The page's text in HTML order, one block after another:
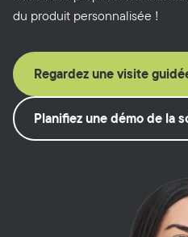
du produit personnalisée !
Regardez une visite
Planifiez une démo de la